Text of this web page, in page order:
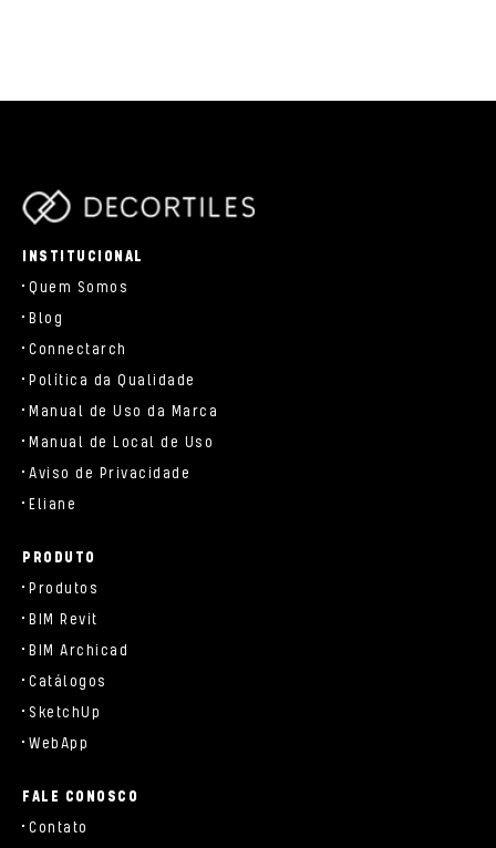
INSTITUCIONAL
Quem Somos
Blog
Connectarch
Política da Qualidade
Manual de Uso da Marca
Manual de Local de Uso
Aviso de Privacidade
Eliane
PRODUTO
Produtos
BIM Revit
BIM Archicad
Catálogos
SketchUp
WebApp
FALE CONOSCO
Contato